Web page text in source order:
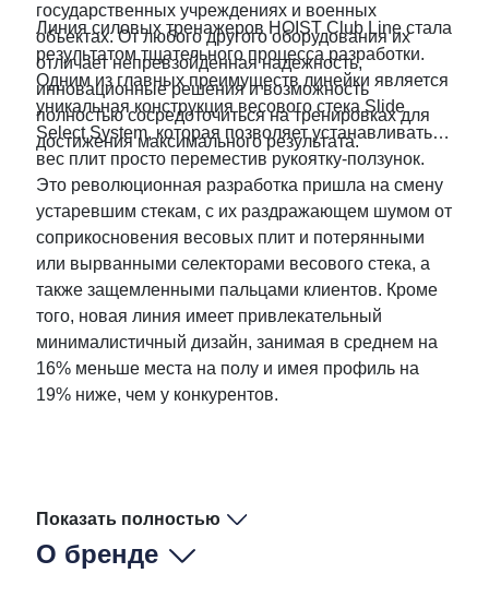
государственных учреждениях и военных
объектах. От любого другого оборудования их
отличает непревзойденная надежность,
инновационные решения и возможность
полностью сосредоточиться на тренировках для
достижения максимального результата.
Линия силовых тренажеров HOIST Club Line стала
результатом тщательного процесса разработки.
Одним из главных преимуществ линейки является
уникальная конструкция весового стека Slide
Select System, которая позволяет устанавливать
вес плит просто переместив рукоятку-ползунок.
Это революционная разработка пришла на смену
устаревшим стекам, с их раздражающем шумом от
соприкосновения весовых плит и потерянными
или вырванными селекторами весового стека, а
также защемленными пальцами клиентов. Кроме
того, новая линия имеет привлекательный
минималистичный дизайн, занимая в среднем на
16% меньше места на полу и имея профиль на
19% ниже, чем у конкурентов.
Показать полностью
О бренде